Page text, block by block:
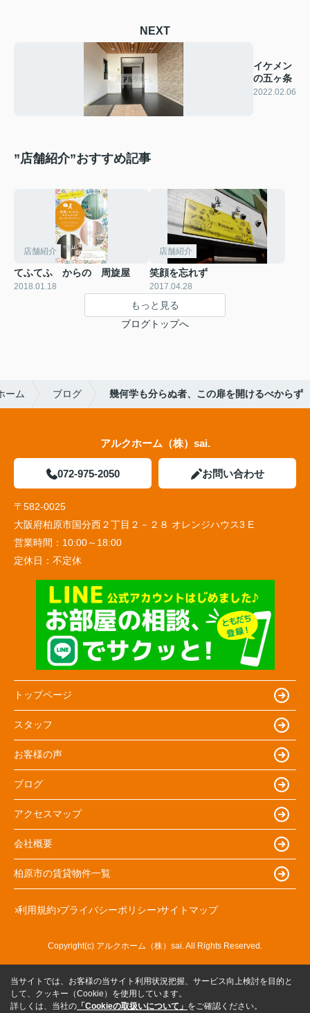
NEXT
イケメン
の五ヶ条
2022.02.06
”店舗紹介”おすすめ記事
店舗紹介
てふてふ からの 周旋屋
2018.01.18
店舗紹介
笑顔を忘れず
2017.04.28
もっと見る
ブログトップへ
ーム ブログ 幾何学も分らぬ者、この扉を開けるべからず
アルクホーム（株）sai.
072-975-2050 お問い合わせ
〒582-0025
大阪府柏原市国分西２丁目２－２８ オレンジハウス3 E
営業時間： 10:00～18:00
定休日： 不定休
トップページ
スタッフ
お客様の声
ブログ
アクセスマップ
会社概要
柏原市の賃貸物件一覧
利用規約 プライバシーポリシー サイトマップ
Copyright(c) アルクホーム（株）sai. All Rights Reserved.
当サイトでは、お客様の当サイト利用状況把握、サービス向上検討を目的と
して、クッキー（Cookie）を使用しています。
詳しくは、当社の 「Cookieの取扱いについて」 をご確認ください。